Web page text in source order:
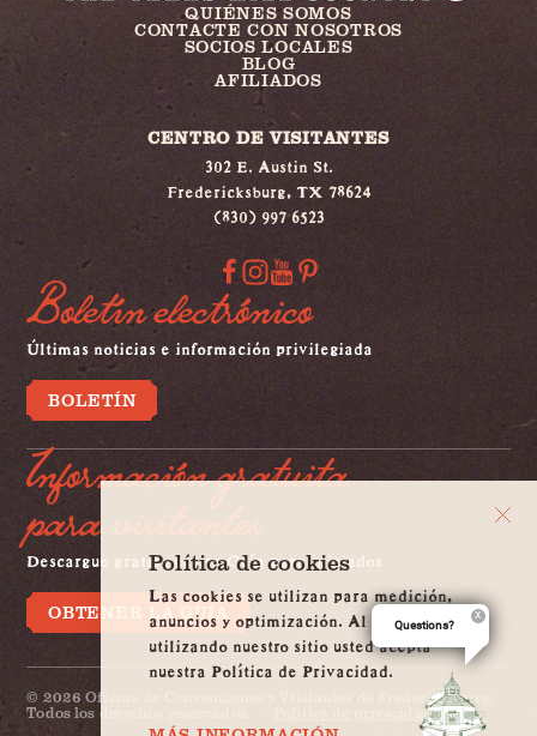
QUIÉNES SOMOS
CONTACTE CON NOSOTROS
SOCIOS LOCALES
BLOG
AFILIADOS
CENTRO DE VISITANTES
302 E. Austin St.
Fredericksburg, TX 78624
(830) 997 6523
Boletín electrónico
Últimas noticias e información privilegiada
BOLETÍN
Información gratuita
para visitantes
Descargue gratis nuestra Guía para iniciados
OBTENER LA GUÍA
© 2026 Oficina de Convenciones y Visitantes de Fredericksburg.
Todos los derechos reservados.
Política de privacidad
Política de cookies
Las cookies se utilizan para medición,
anuncios y optimización. Al continuar
utilizando nuestro sitio usted acepta
nuestra Política de Privacidad.
Questions?